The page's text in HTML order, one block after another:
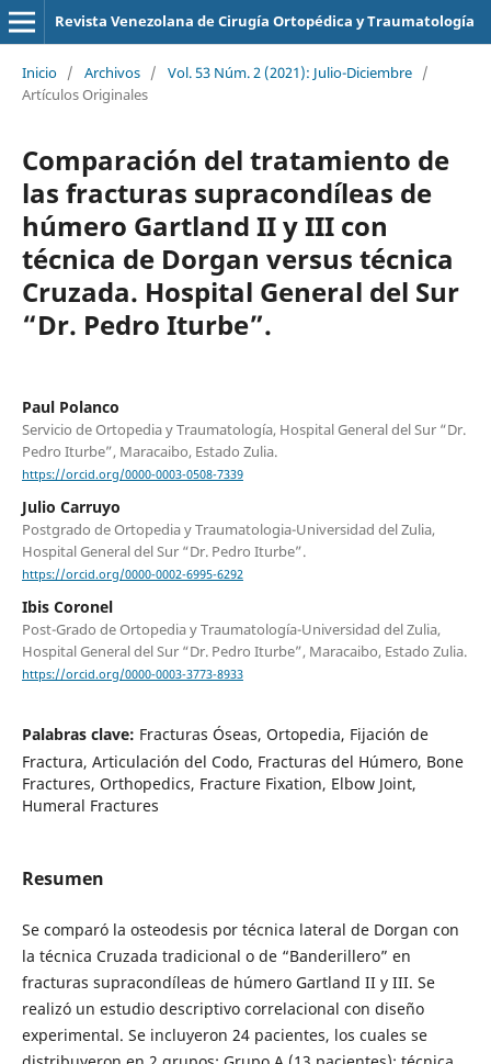
Revista Venezolana de Cirugía Ortopédica y Traumatología
Inicio / Archivos / Vol. 53 Núm. 2 (2021): Julio-Diciembre /
Artículos Originales
Comparación del tratamiento de
las fracturas supracondíleas de
húmero Gartland II y III con
técnica de Dorgan versus técnica
Cruzada. Hospital General del Sur
“Dr. Pedro Iturbe”.
Paul Polanco
Servicio de Ortopedia y Traumatología, Hospital General del Sur “Dr.
Pedro Iturbe”, Maracaibo, Estado Zulia.
https://orcid.org/0000-0003-0508-7339
Julio Carruyo
Postgrado de Ortopedia y Traumatologia-Universidad del Zulia,
Hospital General del Sur “Dr. Pedro Iturbe”.
https://orcid.org/0000-0002-6995-6292
Ibis Coronel
Post-Grado de Ortopedia y Traumatología-Universidad del Zulia,
Hospital General del Sur “Dr. Pedro Iturbe”, Maracaibo, Estado Zulia.
https://orcid.org/0000-0003-3773-8933
Palabras clave: Fracturas Óseas, Ortopedia, Fijación de
Fractura, Articulación del Codo, Fracturas del Húmero, Bone
Fractures, Orthopedics, Fracture Fixation, Elbow Joint,
Humeral Fractures
Resumen
Se comparó la osteodesis por técnica lateral de Dorgan con
la técnica Cruzada tradicional o de “Banderillero” en
fracturas supracondíleas de húmero Gartland II y III. Se
realizó un estudio descriptivo correlacional con diseño
experimental. Se incluyeron 24 pacientes, los cuales se